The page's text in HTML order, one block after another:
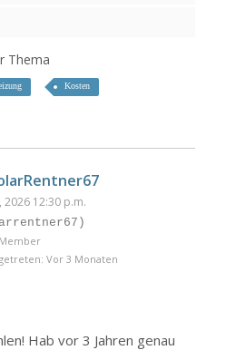
Thema
Kosten
2026 12:30 p.m.
Vor 3 Monaten
Hab vor 3 Jahren genau